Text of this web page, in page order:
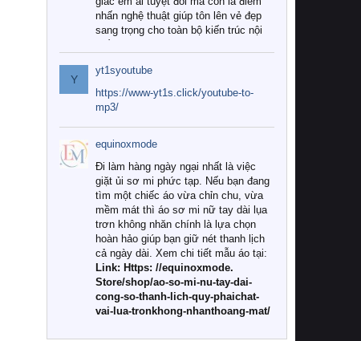
nhấn nghệ thuật giúp tôn lên vẻ đẹp
sang trọng cho toàn bộ kiến trúc nội
Tuy nhiên, giữa thị trường đa dạng
với vô vàn thương hiệu và mẫu mã
như hiện nay, làm thế nào để chọn
được những bộ chăn ga gối đệm cao
cấp thực sự chất lượng, phù hợp với
khí hậu và nhu cầu sử dụng của gia
đình? Hãy cùng chúng tôi đi tìm lời
giải đáp chi tiết qua bài viết dưới đây.
1. Tại sao các gia đình hiện đại lại ưa
chuộng chăn ga gối đệm cao cấp?
Khác với các dòng sản phẩm thông
thường, những bộ chăn ga gối đệm
cao cấp trải qua quy trình sản xuất
nghiêm ngặt từ khâu chọn lọc nguyên
liệu tự nhiên đến công nghệ dệt
nhuộm hiện đại không chứa hóa chất
Y
yt1syoutube
https://www-yt1s.click/youtube-to-
mp3/
equinoxmode
Đi làm hàng ngày ngại nhất là việc
giặt ủi sơ mi phức tạp. Nếu bạn đang
tìm một chiếc áo vừa chỉn chu, vừa
mềm mát thì áo sơ mi nữ tay dài lụa
trơn không nhăn chính là lựa chọn
hoàn hảo giúp bạn giữ nét thanh lịch
cả ngày dài. Xem chi tiết mẫu áo tại:
Link: Https: //equinoxmode.
Store/shop/ao-so-mi-nu-tay-dai-
cong-so-thanh-lich-quy-phaichat-
vai-lua-tronkhong-nhanthoang-mat/